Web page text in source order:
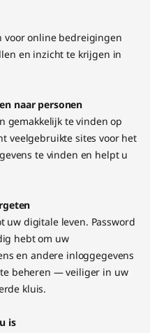
voor online bedreigingen
en inzicht te krijgen in
naar personen
gemakkelijk te vinden op
veelgebruikte sites voor het
te vinden en helpt u
uw digitale leven. Password
hebt om uw
en andere inloggegevens
beheren — veiliger in uw
kluis.
is